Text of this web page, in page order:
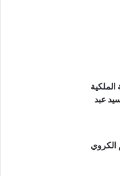
عبد
الكروي